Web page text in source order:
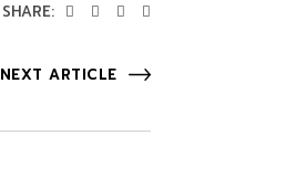
SHARE:
NEXT ARTICLE